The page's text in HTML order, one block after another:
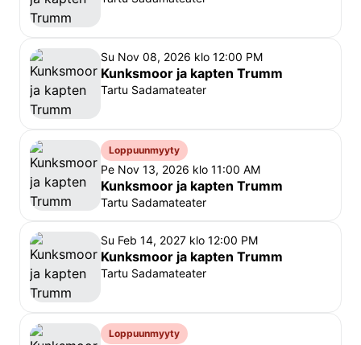
Su Nov 08, 2026 klo 12:00 PM
Kunksmoor ja kapten Trumm
Tartu Sadamateater
Loppuunmyyty
Pe Nov 13, 2026 klo 11:00 AM
Kunksmoor ja kapten Trumm
Tartu Sadamateater
Su Feb 14, 2027 klo 12:00 PM
Kunksmoor ja kapten Trumm
Tartu Sadamateater
Loppuunmyyty